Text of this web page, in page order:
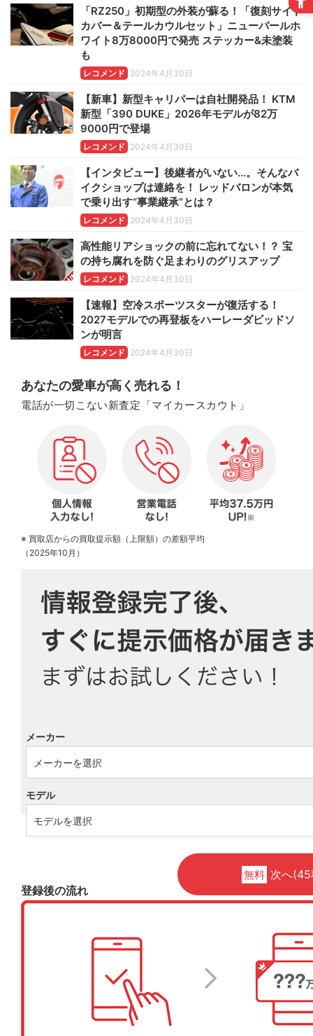
「RZ250」初期型の外装が蘇る！「復刻サイド
カバー＆テールカウルセット」ニューパールホ
ワイト8万8000円で発売 ステッカー&未塗装
も
レコメンド 2024年4月30日
【新車】新型キャリパーは自社開発品！ KTM
新型「390 DUKE」2026年モデルが82万
9000円で登場
レコメンド 2024年4月30日
【インタビュー】後継者がいない…。そんなバ
イクショップは連絡を！ レッドバロンが本気
で乗り出す“事業継承”とは？
レコメンド 2024年4月30日
高性能リアショックの前に忘れてない！？ 宝
の持ち腐れを防ぐ足まわりのグリスアップ
レコメンド 2024年4月30日
【速報】空冷スポーツスターが復活する！
2027モデルでの再登板をハーレーダビッドソ
ンが明言
レコメンド 2024年4月30日
あなたの愛車が高く売れる！
電話が一切こない新査定「マイカースカウト」
※ 買取店からの買取提示額（上限額）の差額平均
（2025年10月）
メーカー
モデル
無料 次へ
登録後の流れ